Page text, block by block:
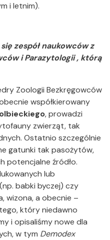
i letnim).
zespół naukowców z
i Parazytologii , którą
Zoologii Bezkręgowców
współkierowany
, prowadzi
zwierząt, tak
Ostatnio szczególnie
gatunki tak pasożytów,
potencjalne źródło.
lub
babki byczej) czy
wizona, a obecnie –
który niedawno
i opisaliśmy nowe dla
w tym Demodex